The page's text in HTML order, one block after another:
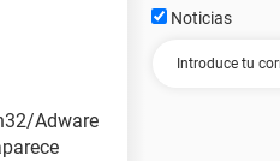
Adware
Noticias